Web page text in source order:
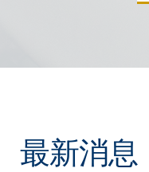
最新消息